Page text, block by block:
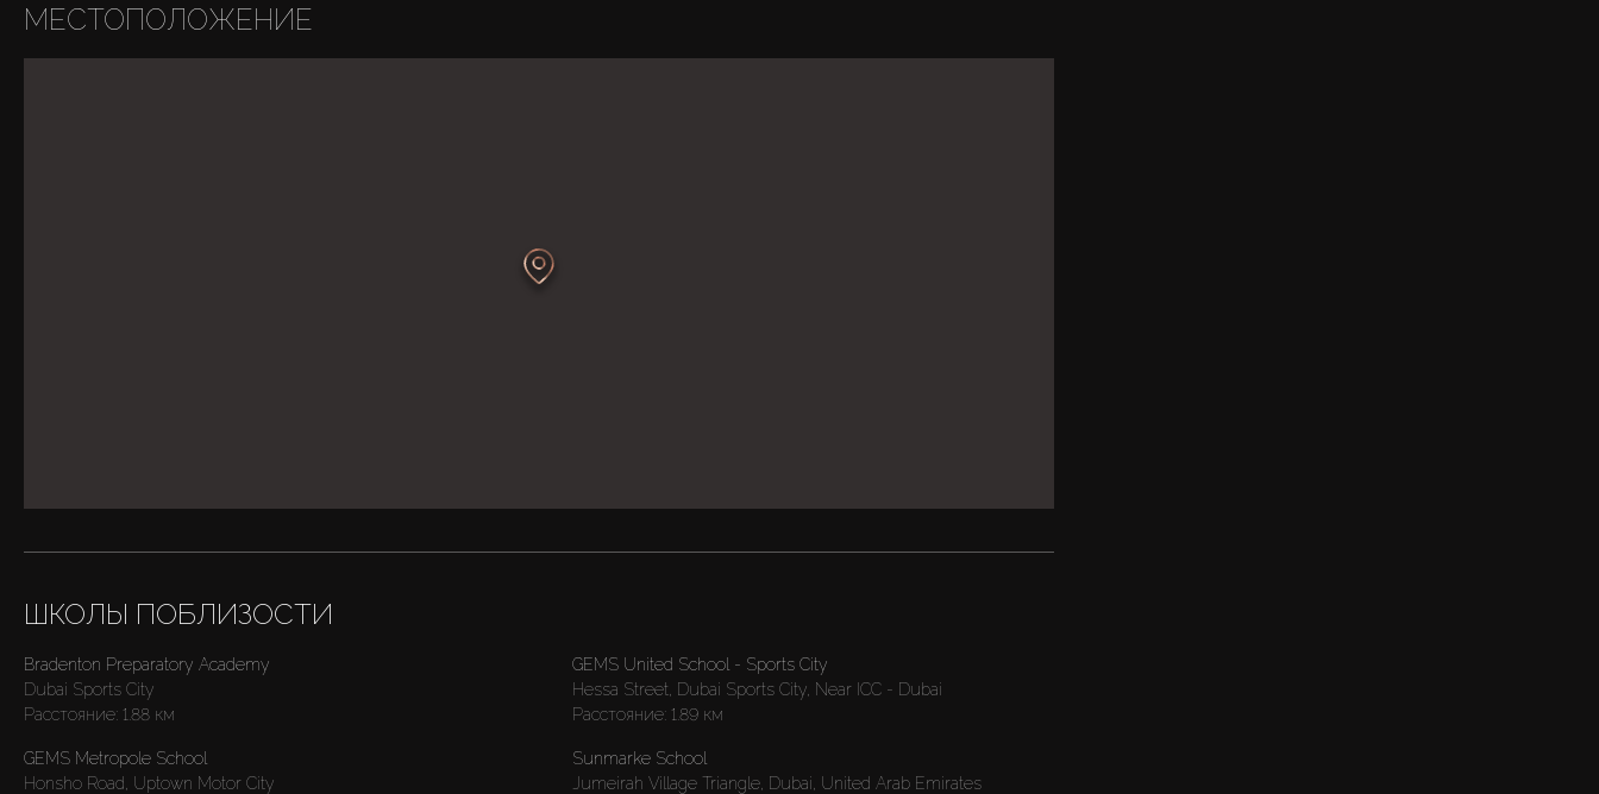
МЕСТОПОЛОЖЕНИЕ
ШКОЛЫ ПОБЛИЗОСТИ
Bradenton Preparatory Academy
Dubai Sports City
Расстояние: 1.88 км
GEMS United School - Sports City
Hessa Street, Dubai Sports City, Near ICC - Dubai
Расстояние: 1.89 км
GEMS Metropole School
Honsho Road, Uptown Motor City
Sunmarke School
Jumeirah Village Triangle, Dubai, United Arab Emirates